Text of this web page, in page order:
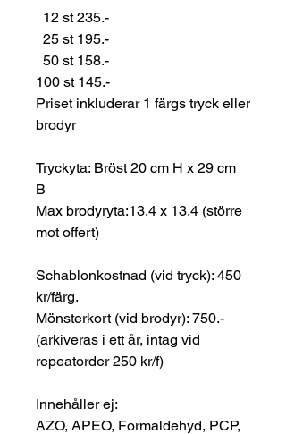
12 st 235.-
25 st 195.-
50 st 158.-
100 st 145.-
Priset inkluderar 1 färgs tryck eller
brodyr
Tryckyta: Bröst 20 cm H x 29 cm
B
Max brodyryta:13,4 x 13,4 (större
mot offert)
Schablonkostnad (vid tryck): 450
kr/färg.
Mönsterkort (vid brodyr): 750.-
(arkiveras i ett år, intag vid
repeatorder 250 kr/f)
Innehåller ej:
AZO, APEO, Formaldehyd, PCP,